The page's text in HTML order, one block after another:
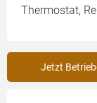
Thermostat,
Jetzt